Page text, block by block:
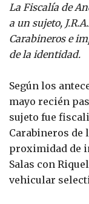
La Fiscalía de
a un sujeto,
Carabineros e
de la identidad.
Según los
mayo recién
sujeto fue
Carabineros de
proximidad de
Salas con
vehicular